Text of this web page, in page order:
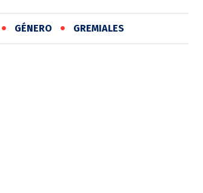
GÉNERO GREMIALES